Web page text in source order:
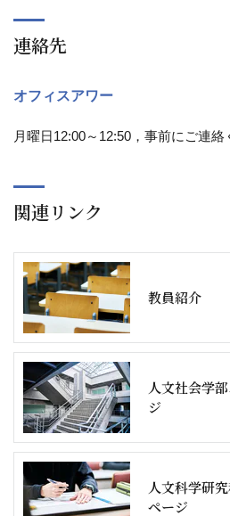
連絡先
オフィスアワー
月曜日12:00～12:50，事前にご連絡
関連リンク
教員紹介
人文社会学
ジ
人文科学研
ページ